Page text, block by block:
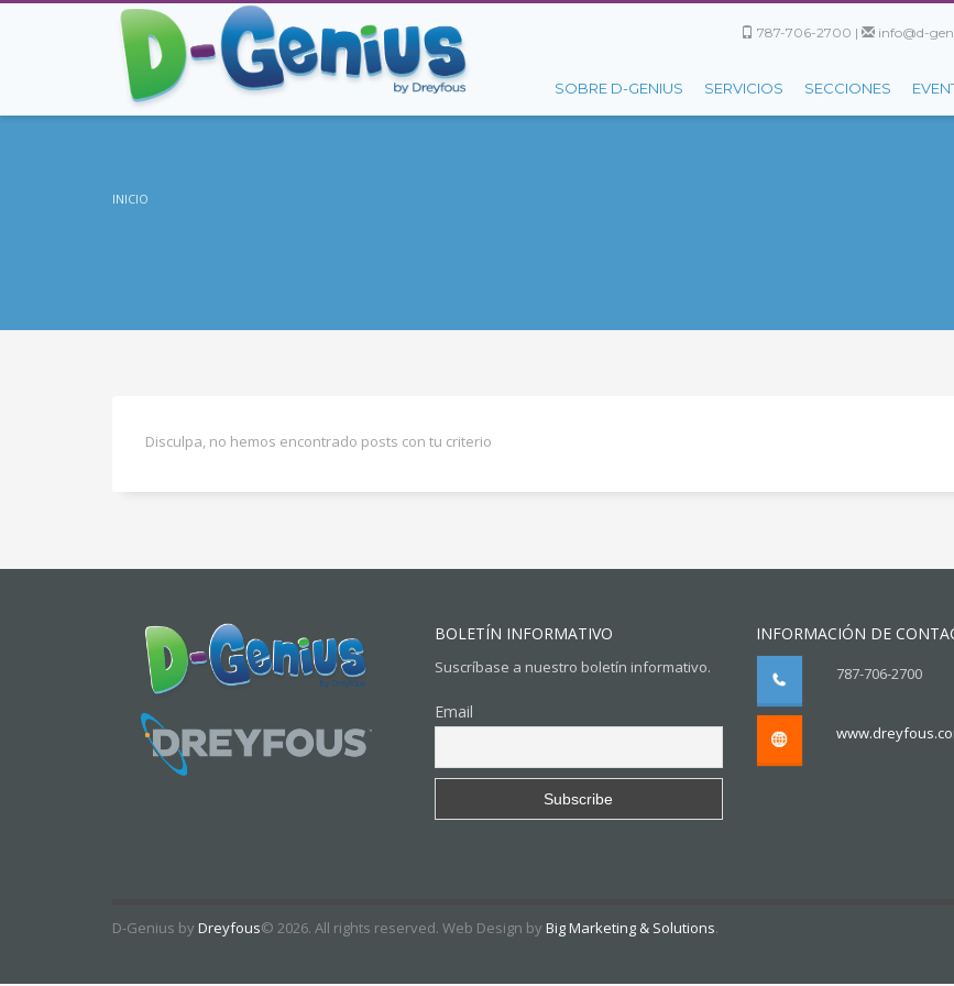
787-706-2700 | info@d-
SOBRE D-GENIUS SERVICIOS SECCIONES
INICIO
Disculpa, no hemos encontrado posts con tu criterio
BOLETÍN INFORMATIVO
Suscríbase a nuestro boletín informativo.
Email
INFORMACIÓN DE
787-706-2700
D-Genius by Dreyfous© 2026. All rights reserved. Web Design by Big Marketing & Solutions.